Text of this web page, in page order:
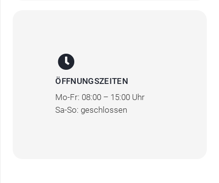
ÖFFNUNGSZEITEN
Mo-Fr: 08:00 – 15:00 Uhr
Sa-So: geschlossen